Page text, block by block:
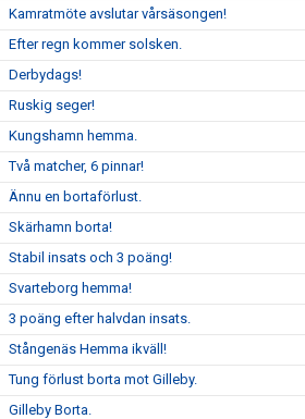
Kamratmöte avslutar vårsäsongen!
Efter regn kommer solsken.
Derbydags!
Ruskig seger!
Kungshamn hemma.
Två matcher, 6 pinnar!
Ännu en bortaförlust.
Skärhamn borta!
Stabil insats och 3 poäng!
Svarteborg hemma!
3 poäng efter halvdan insats.
Stångenäs Hemma ikväll!
Tung förlust borta mot Gilleby.
Gilleby Borta.